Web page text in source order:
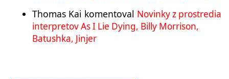
Thomas Kai komentoval Novinky z prostredia
interpretov As I Lie Dying, Billy Morrison,
Batushka, Jinjer